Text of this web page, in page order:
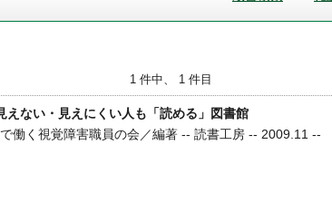
1 件中、 1 件目
えない・見えにくい人も「読める」図書館
働く視覚障害職員の会／編著 -- 読書工房 -- 2009.11 --